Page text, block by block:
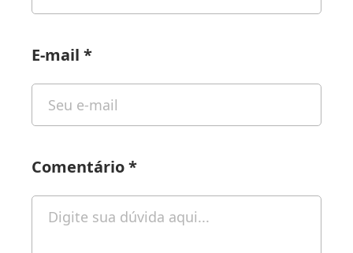
E-mail *
Comentário*